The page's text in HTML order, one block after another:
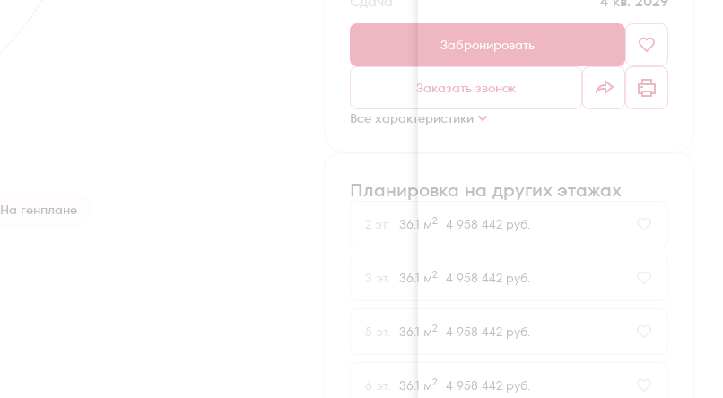
На генплане
Забронировать
Заказать звонок
Все характеристики
Планировка на других этажах
2 эт. 36.1 м2 4 958 442 руб.
3 эт. 36.1 м2 4 958 442 руб.
5 эт. 36.1 м2 4 958 442 руб.
6 эт. 36.1 м2 4 958 442 руб.